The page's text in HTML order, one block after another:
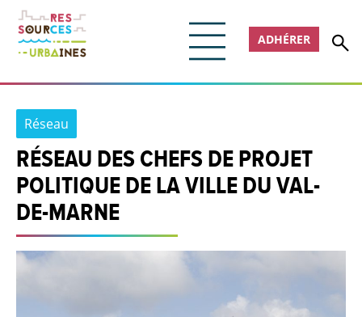
ADHÉRER
Réseau
RÉSEAU DES CHEFS DE PROJET
POLITIQUE DE LA VILLE DU VAL-
DE-MARNE